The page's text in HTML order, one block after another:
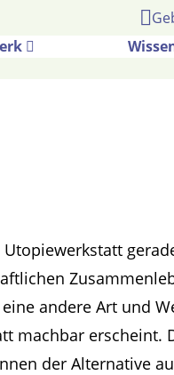
andere Art und
machbar erscheint.
der Alternative